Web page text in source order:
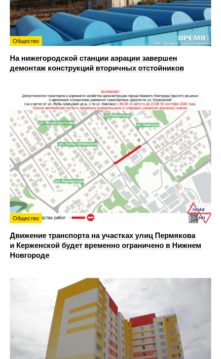
Общество
На нижегородской станции аэрации завершен
демонтаж конструкций вторичных отстойников
Общество
Движение транспорта на участках улиц Пермякова
и Керженской будет временно ограничено в Нижнем
Новгороде